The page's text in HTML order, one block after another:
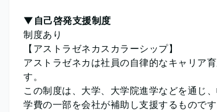
▼自己啓発支援制度
制度あり
【アストラゼネカスカラーシップ】
アストラゼネカは社員の自律的なキャリア
す。
この制度は、大学、大学院進学などを通じ
学費の一部を会社が補助し支援するものです